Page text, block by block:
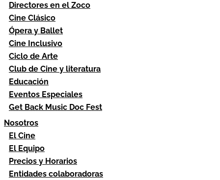
Directores en el Zoco
Cine Clásico
Ópera y Ballet
Cine Inclusivo
Ciclo de Arte
Club de Cine y literatura
Educación
Eventos Especiales
Get Back Music Doc Fest
Nosotros
El Cine
El Equipo
Precios y Horarios
Entidades colaboradoras